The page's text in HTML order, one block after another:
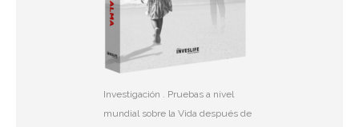
Investigación . Pruebas a nivel
mundial sobre la Vida después de